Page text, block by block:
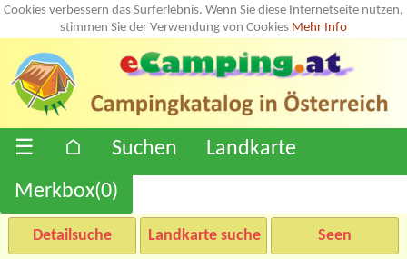
Cookies verbessern das Surferlebnis. Wenn Sie diese Internetseite nutzen,
stimmen Sie der Verwendung von Cookies Mehr Info
☰ ⌂ Suchen
Landkarte
Merkbox(0)
Detailsuche Landkarte suche Seen